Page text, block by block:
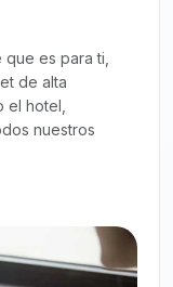
es para ti,
de alta
hotel,
nuestros